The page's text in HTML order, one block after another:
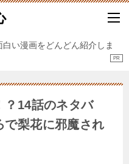
い漫画をどんどん紹介しま
？14話のネタバ
で梨花に邪魔され